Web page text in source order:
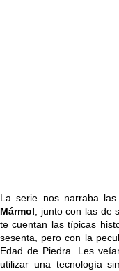
La serie nos narraba
Mármol , junto con las de
te cuentan las típicas
sesenta, pero con la
Edad de Piedra. Les
utilizar una tecnología